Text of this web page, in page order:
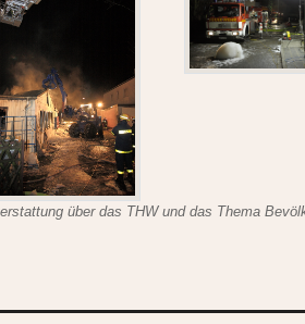
über das THW und das Thema